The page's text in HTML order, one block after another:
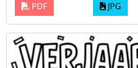
PDF JPG